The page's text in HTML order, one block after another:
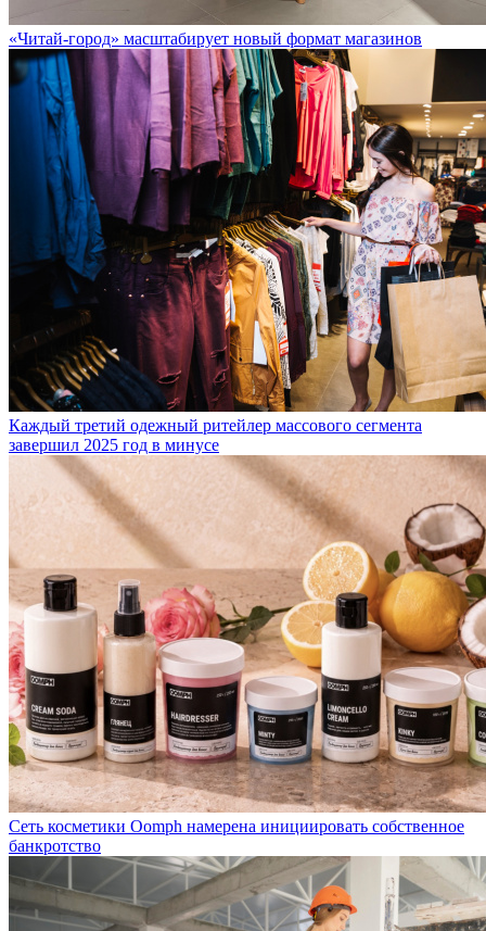
«Читай-город» масштабирует новый формат магазинов
Каждый третий одежный ритейлер массового сегмента
завершил 2025 год в минусе
Сеть косметики Oomph намерена инициировать собственное
банкротство